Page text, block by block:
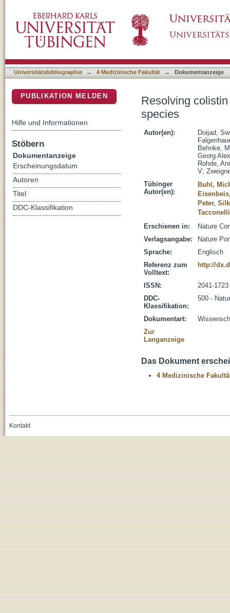
Universitätsbibliographie → 4 Medizinische Fakultät → Dokumentanzeige
Resolving
species
Autor(en):
Doijad,
Behnke,
Georg
Rohde,
V;
Tübinger
Autor(en):
Buhl,
Peter,
Erschienen in:
Nature
Verlagsangabe:
Nature
Sprache:
Englisch
Referenz zum
Volltext:
http://
ISSN:
2041-1723
DDC-
Klassifikation:
500 -
Dokumentart:
Zur
Langanzeige
Das Dokument
4 Medizinische
PUBLIKATION MELDEN
Hilfe und Informationen
Stöbern
Dokumentanzeige
Erscheinungsdatum
Autoren
Titel
DDC-Klassifikation
Kontakt